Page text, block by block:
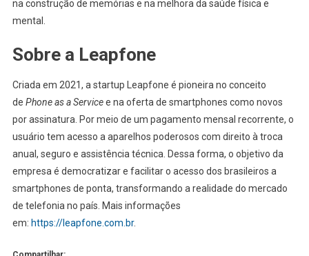
na construção de memórias e na melhora da saúde física e
mental.
Sobre a Leapfone
Criada em 2021, a startup Leapfone é pioneira no conceito
de Phone as a Servicee na oferta de smartphones como novos
por assinatura. Por meio de um pagamento mensal recorrente, o
usuário tem acesso a aparelhos poderosos com direito à troca
anual, seguro e assistência técnica. Dessa forma, o objetivo da
empresa é democratizar e facilitar o acesso dos brasileiros a
smartphones de ponta, transformando a realidade do mercado
de telefonia no país. Mais informações
em: https://leapfone.com.br.